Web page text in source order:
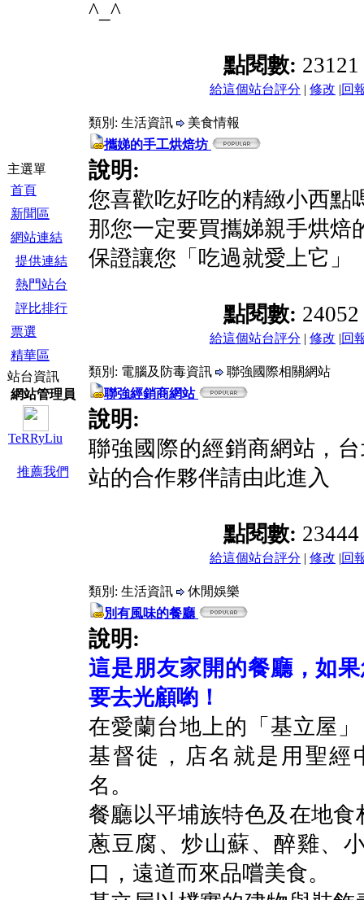
主選單
首頁
新聞區
網站連結
提供連結
熱門站台
評比排行
票選
精華區
站台資訊
網站管理員
TeRRyLiu
推薦我們
^_^
點閱數: 23121
給這個站台評分 | 修改 |回
類別: 生活資訊
美食情報
攜娣的手工烘焙坊
說明:
您喜歡吃好吃的精緻小西點
那您一定要買攜娣親手烘焙
保證讓您「吃過就愛上它」
點閱數: 24052
給這個站台評分 | 修改 |回
類別: 電腦及防毒資訊
聯強國際相關網站
聯強經銷商網站
說明:
聯強國際的經銷商網站，
站的合作夥伴請由此進入
點閱數: 23444
給這個站台評分 | 修改 |回
類別: 生活資訊
休閒娛樂
別有風味的餐廳
說明:
這是朋友家開的餐廳，如
要去光顧喲！
在愛蘭台地上的「基立屋
基督徒，店名就是用聖
名。
餐廳以平埔族特色及在地
蔥豆腐、炒山蘇、醉雞、
口，遠道而來品嚐美食。